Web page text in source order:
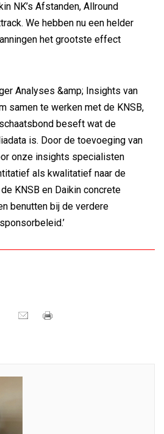
NK’s Afstanden, Allround
We hebben nu een helder
het grootste effect
Analyses &amp; Insights van
samen te werken met de KNSB,
beseft wat de
is. Door de toevoeging van
onze insights specialisten
als kwalitatief naar de
KNSB en Daikin concrete
benutten bij de verdere